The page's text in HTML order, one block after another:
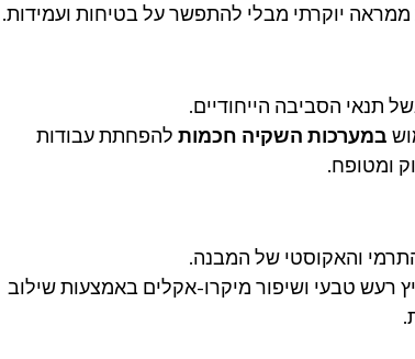
ממראה יוקרתי מבלי להתפשר על בטיחות ועמידות.
תנאי הסביבה הייחודיים.
במערכות השקיה חכמות להפחתת עבודות
ומטופח.
והאקוסטי של המבנה.
טבעי ושיפור מיקרו-אקלים באמצעות שילוב